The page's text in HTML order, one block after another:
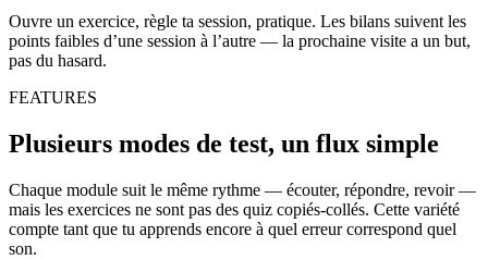
Ouvre un exercice, règle ta session, pratique. Les bilans suivent les
points faibles d’une session à l’autre — la prochaine visite a un but,
pas du hasard.
FEATURES
Plusieurs modes de test, un flux simple
Chaque module suit le même rythme — écouter, répondre, revoir —
mais les exercices ne sont pas des quiz copiés-collés. Cette variété
compte tant que tu apprends encore à quel erreur correspond quel
son.